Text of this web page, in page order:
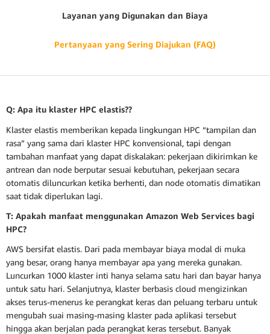
Layanan yang Digunakan dan Biaya
Pertanyaan yang Sering Diajukan (FAQ)
Q: Apa itu klaster HPC elastis??
Klaster elastis memberikan kepada lingkungan HPC “tampilan dan
rasa” yang sama dari klaster HPC konvensional, tapi dengan
tambahan manfaat yang dapat diskalakan: pekerjaan dikirimkan ke
antrean dan node berputar sesuai kebutuhan, pekerjaan secara
otomatis diluncurkan ketika berhenti, dan node otomatis dimatikan
saat tidak diperlukan lagi.
T: Apakah manfaat menggunakan Amazon Web Services bagi
HPC?
AWS bersifat elastis. Dari pada membayar biaya modal di muka
yang besar, orang hanya membayar apa yang mereka gunakan.
Luncurkan 1000 klaster inti hanya selama satu hari dan bayar hanya
untuk satu hari. Selanjutnya, klaster berbasis cloud mengizinkan
akses terus-menerus ke perangkat keras dan peluang terbaru untuk
mengubah suai masing-masing klaster pada aplikasi tersebut
hingga akan berjalan pada perangkat keras tersebut. Banyak